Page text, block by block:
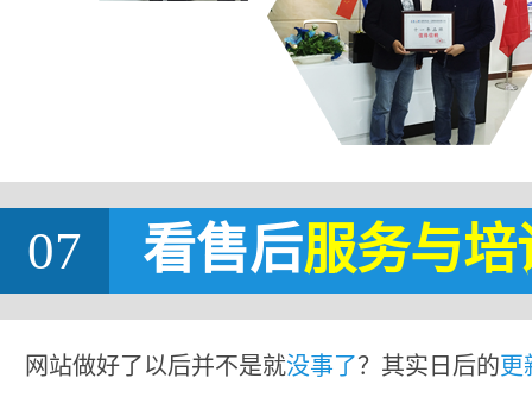
07 看售后服务与培
网站做好了以后并不是就没事了？其实日后的更